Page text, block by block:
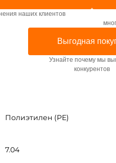
наших клиентов
Выгодная
Узнайте почему мы
конкурентов
Полиэтилен (PE)
7.04